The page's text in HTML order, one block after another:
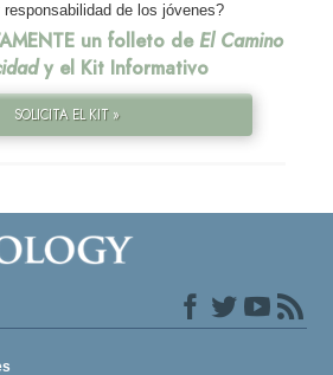
responsabilidad de los jóvenes?
un folleto de El Camino
y el Kit Informativo
SOLICITA EL KIT »